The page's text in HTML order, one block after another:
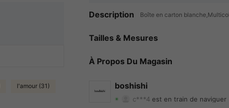
l'amour (31)
Description Boîte en carton
Tailles & Mesures
À Propos Du Magasin
boshishi
4.80
4.80 Evaluation 7 Articles 39